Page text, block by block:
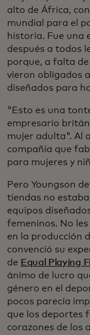
alto de África,
mundial para el
historia. Fue una
después a todos
porque, a falta
vieron obligados
diseñados para
"Esto es una
empresario
mujer adulta". Al
compañía que
para mujeres y
Pero Youngson
tiendas no
equipos
femeninos. No
en la producción
convenció su
de Equal Playing
ánimo de lucro
género en el
pocos parecía
que los deportes
corazones de los